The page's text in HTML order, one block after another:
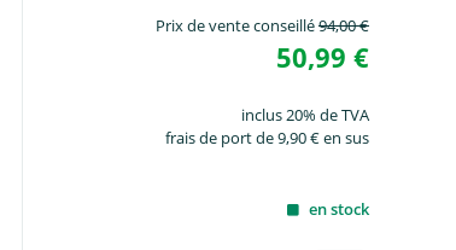
Prix de vente conseillé94,00 €
50,99 €
inclus 20% de TVA
frais de port de 9,90 € en sus
en stock